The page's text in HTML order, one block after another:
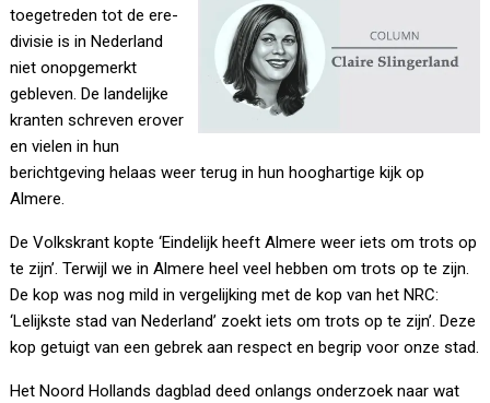
toegetreden tot de ere-
divisie is in Nederland
niet onopgemerkt
gebleven. De landelijke
kranten schreven erover
en vielen in hun
berichtgeving helaas weer terug in hun hooghartige kijk op
Almere.
De Volkskrant kopte ‘Eindelijk heeft Almere weer iets om trots op
te zijn’. Terwijl we in Almere heel veel hebben om trots op te zijn.
De kop was nog mild in vergelijking met de kop van het NRC:
‘Lelijkste stad van Nederland’ zoekt iets om trots op te zijn’. Deze
kop getuigt van een gebrek aan respect en begrip voor onze stad.
Het Noord Hollands dagblad deed onlangs onderzoek naar wat